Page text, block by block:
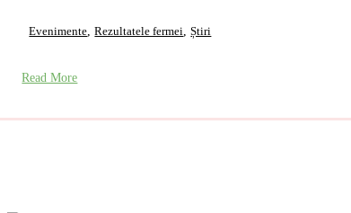
Evenimente,Rezultatele fermei,Știri
Read More